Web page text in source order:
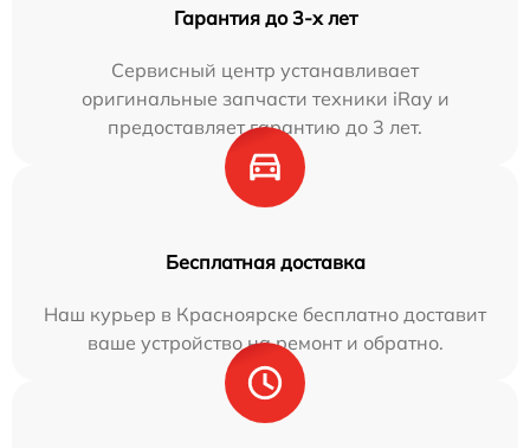
Гарантия до 3-х лет
Сервисный центр устанавливает
оригинальные запчасти техники iRay и
предоставляет гарантию до 3 лет.
Бесплатная доставка
Наш курьер в Красноярске бесплатно доставит
ваше устройство на ремонт и обратно.